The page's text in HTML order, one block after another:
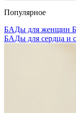
Популярное
БАДы для женщин
БАДы для сердца и